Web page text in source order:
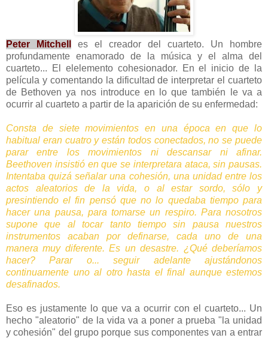
Peter Mitchell
es el creador del cuarteto. Un hombre
profundamente enamorado de la música y el alma del
cuarteto... El elelemento cohesionador. En el inicio de la
película y comentando la dificultad de interpretar el cuarteto
de Bethoven ya nos introduce en lo que también le va a
ocurrir al cuarteto a partir de la aparición de su enfermedad:
Consta de siete movimientos en una época en que lo
habitual eran cuatro y están todos conectados, no se puede
parar entre los movimientos ni descansar ni afinar.
Beethoven insistió en que se interpretara ataca, sin pausas.
Intentaba quizá señalar una cohesión, una unidad entre los
actos aleatorios de la vida, o al estar sordo, sólo y
presintiendo el fin pensó que no lo quedaba tiempo para
hacer una pausa, para tomarse un respiro. Para nosotros
supone que al tocar tanto tiempo sin pausa nuestros
instrumentos acaban por definarse, cada uno de una
manera muy diferente. Es un desastre. ¿Qué deberíamos
hacer? Parar o... seguir adelante ajustándonos
continuamente uno al otro hasta el final aunque estemos
desafinados.
Eso es justamente lo que va a ocurrir con el cuarteto... Un
hecho "aleatorio" de la vida va a poner a prueba "la unidad
y cohesión" del grupo porque sus componentes van a entrar